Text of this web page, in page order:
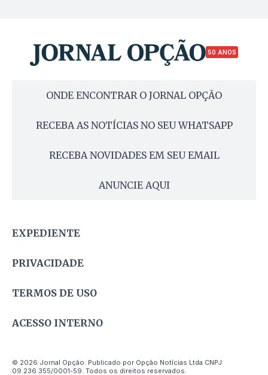
50 ANOS
ONDE ENCONTRAR O JORNAL OPÇÃO
RECEBA AS NOTÍCIAS NO SEU WHATSAPP
RECEBA NOVIDADES EM SEU EMAIL
ANUNCIE AQUI
EXPEDIENTE
PRIVACIDADE
TERMOS DE USO
ACESSO INTERNO
© 2026 Jornal Opção. Publicado por Opção Notícias Ltda CNPJ
09.236.355/0001-59. Todos os direitos reservados.